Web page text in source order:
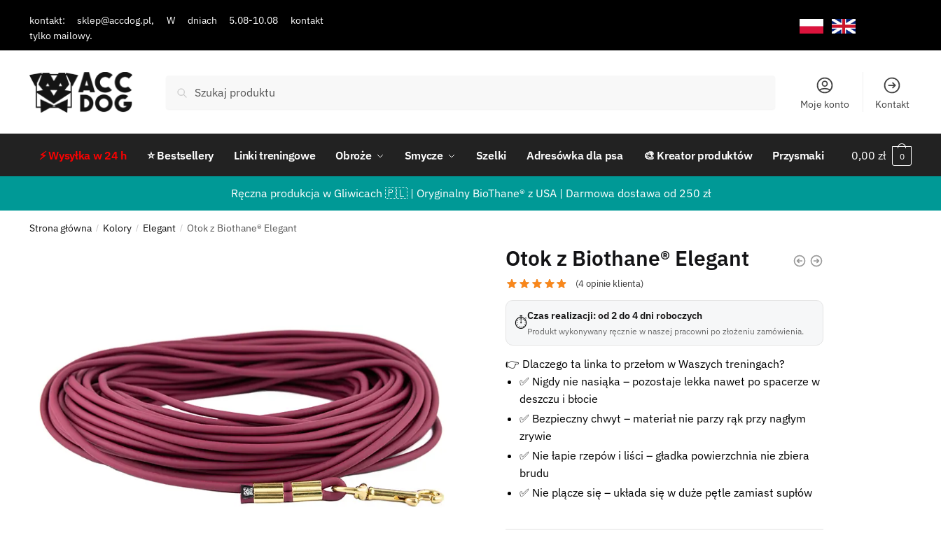
kontakt: sklep@accdog.pl, W dniach 5.08-10.08 kontakt
tylko mailowy.
Szukaj
Moje konto Kontakt
⚡ Wysyłka w 24 h ⭐ Bestsellery Linki treningowe Obroże Smycze Szelki Adresówka dla psa 🎨 Kreator produktów Przysmaki 0,00zł 0
Ręczna produkcja w Gliwicach 🇵🇱 | Oryginalny BioThane® z USA | Darmowa dostawa od 250 zł
Strona główna / Kolory / Elegant / Otok z Biothane® Elegant
Otok z Biothane® Elegant
(4opinie klienta)
⏱Czas realizacji: od 2 do 4 dni roboczych
Produkt wykonywany ręcznie w naszej pracowni po złożeniu zamówienia.
👉 Dlaczego ta linka to przełom w Waszych treningach?
✅ Nigdy nie nasiąka – pozostaje lekka nawet po spacerze w
deszczu i błocie
✅ Bezpieczny chwyt – materiał nie parzy rąk przy nagłym
zrywie
✅ Nie łapie rzepów i liści – gładka powierzchnia nie zbiera
brudu
✅ Nie plącze się – układa się w duże pętle zamiast supłów